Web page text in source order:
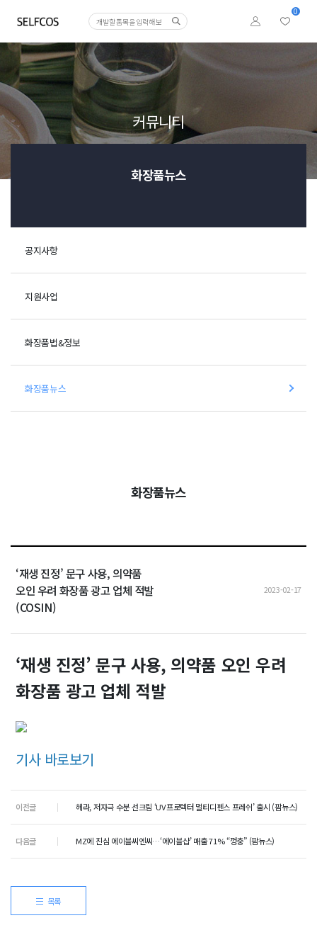
0
커뮤니티
화장품뉴스
공지사항
지원사업
화장품법&정보
화장품뉴스
화장품뉴스
‘재생 진정’ 문구 사용, 의약품
오인 우려 화장품 광고 업체 적발
(COSIN)
2023-02-17
‘재생 진정’ 문구 사용, 의약품 오인 우려
화장품 광고 업체 적발
기사 바로보기
이전글 헤라, 저자극 수분 선크림 ‘UV프로텍터 멀티디펜스 프레쉬’ 출시 (팜뉴스)
다음글 MZ에 진심 에이블씨엔씨…‘에이블샵’ 매출 71% “껑충” (팜뉴스)
목록